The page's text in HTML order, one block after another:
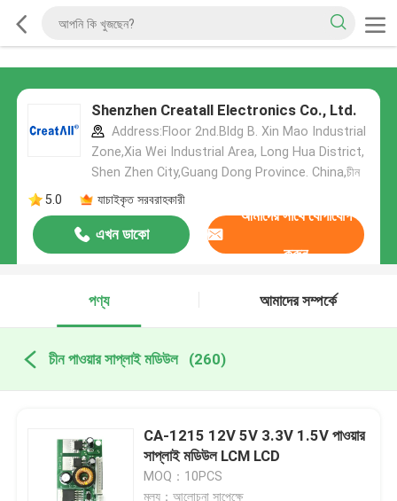
Shenzhen Creatall Electronics Co., Ltd.
Address:Floor 2nd.Bldg B. Xin Mao Industrial
Zone,Xia Wei Industrial Area, Long Hua District,
Shen Zhen City,Guang Dong Province. China,চীন
5.0
যাচাইকৃত সরবরাহকারী
এখন ডাকো
আমাদের সাথে যোগাযোগ
করুন
পণ্য আমাদের সম্পর্কে
চীন পাওয়ার সাপ্লাই মডিউল (260)
CA-1215 12V 5V 3.3V 1.5V পাওয়ার
সাপ্লাই মডিউল LCM LCD
MOQ：10PCS
মূল্য：আলোচনা সাপেক্ষে